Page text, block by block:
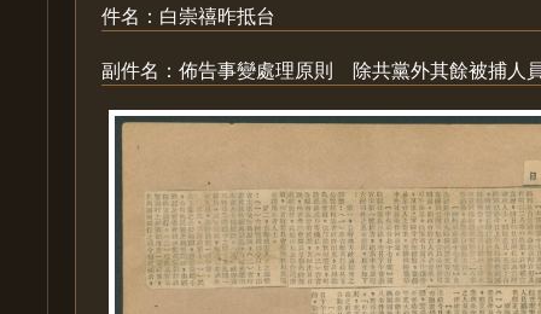
件名：白崇禧昨抵台
副件名：佈告事變處理原則 除共黨外其餘被捕人